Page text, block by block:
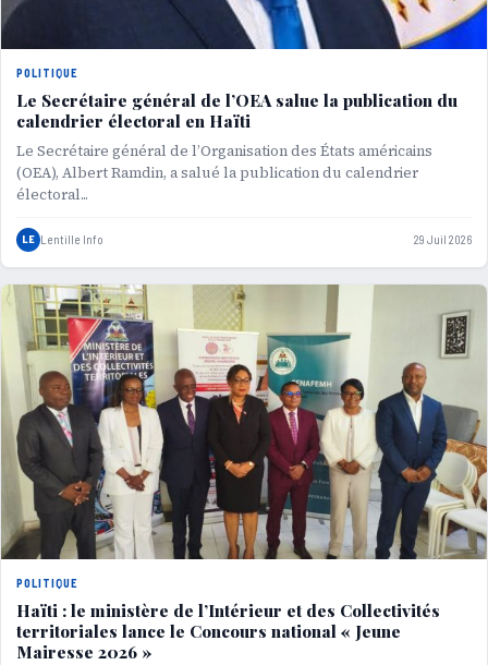
POLITIQUE
Le Secrétaire général de l’OEA salue la publication du
calendrier électoral en Haïti
Le Secrétaire général de l’Organisation des États américains
(OEA), Albert Ramdin, a salué la publication du calendrier
électoral...
LE Lentille Info 29 Juil 2026
POLITIQUE
Haïti : le ministère de l’Intérieur et des Collectivités
territoriales lance le Concours national « Jeune
Mairesse 2026 »